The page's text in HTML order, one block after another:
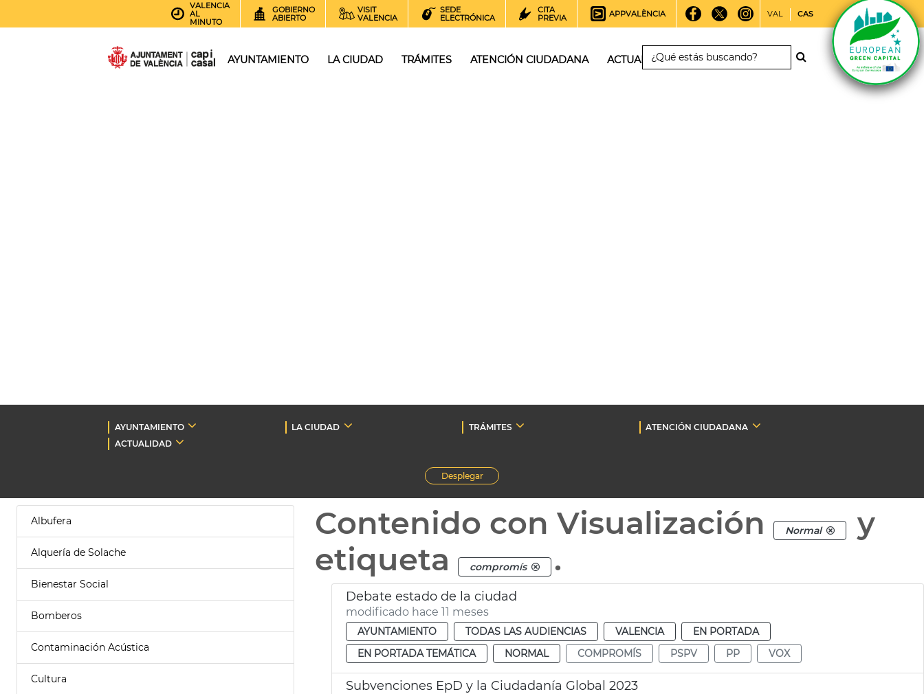
VALENCIA
AL
MINUTO
GOBIERNO
ABIERTO
VISIT
VALENCIA
SEDE
ELECTRÓNICA
CITA
PREVIA
APPVALÈNCIA VAL CAS
AYUNTAMIENTO LA CIUDAD TRÁMITES ATENCIÓN CIUDADANA ACTUALIDAD
AYUNTAMIENTO LA CIUDAD TRÁMITES
ATENCIÓN CIUDADANA
ACTUALIDAD
Desplegar
Albufera
Alquería de Solache
Bienestar Social
Bomberos
Contaminación Acústica
Cultura
Contenido con Visualización Normal
y
etiqueta
compromís .
Debate estado de la ciudad
modificado hace 11 meses
AYUNTAMIENTO TODAS LAS AUDIENCIAS VALENCIA
EN PORTADA
EN PORTADA TEMÁTICA
NORMAL COMPROMÍS PSPV PP VOX
Subvenciones EpD y la Ciudadanía Global 2023